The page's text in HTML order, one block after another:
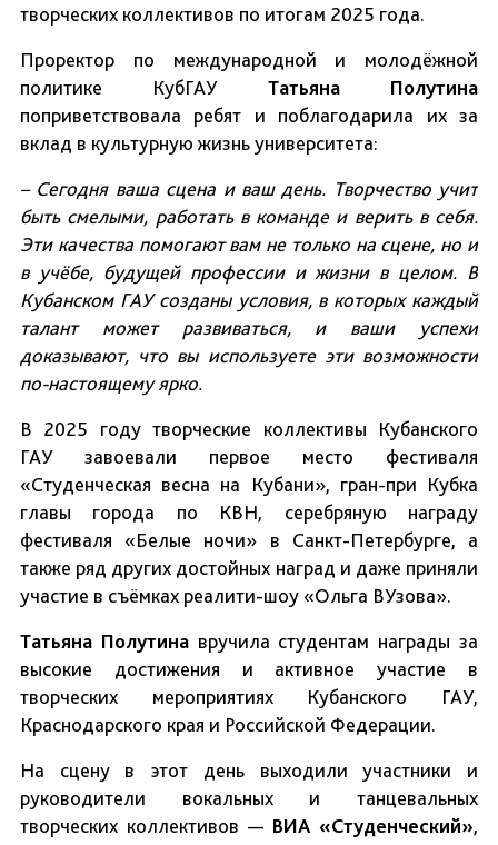
творческих коллективов по итогам 2025 года.
Проректор по международной и молодёжной
политике КубГАУ Татьяна Полутина
поприветствовала ребят и поблагодарила их за
вклад в культурную жизнь университета:
– Сегодня ваша сцена и ваш день. Творчество учит
быть смелыми, работать в команде и верить в себя.
Эти качества помогают вам не только на сцене, но и
в учёбе, будущей профессии и жизни в целом. В
Кубанском ГАУ созданы условия, в которых каждый
талант может развиваться, и ваши успехи
доказывают, что вы используете эти возможности
по-настоящему ярко.
В 2025 году творческие коллективы Кубанского
ГАУ завоевали первое место фестиваля
«Студенческая весна на Кубани», гран-при Кубка
главы города по КВН, серебряную награду
фестиваля «Белые ночи» в Санкт-Петербурге, а
также ряд других достойных наград и даже приняли
участие в съёмках реалити-шоу «Ольга ВУзова».
Татьяна Полутинавручила студентам награды за
высокие достижения и активное участие в
творческих мероприятиях Кубанского ГАУ,
Краснодарского края и Российской Федерации.
На сцену в этот день выходили участники и
руководители вокальных и танцевальных
творческих коллективов — ВИА «Студенческий»,